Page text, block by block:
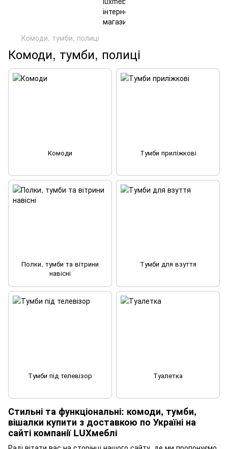
Комоди, тумби, полиці
Комоди, тумби, полиці
Стильні та функціональні: комоди, тумби,
вішалки купити з доставкою по Україні на
сайті компанії LUXмеблі
Комоди Тумби приліжкові
Полки, тумби та вітрини
навісні
Тумби для взуття
Тумби під телевізор Туалетка